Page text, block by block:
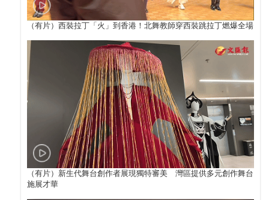
（有片）西裝拉丁「火」到香港！北舞教師穿西裝跳拉丁燃爆全場
（有片）新生代舞台創作者展現獨特審美 灣區提供多元創作舞台
施展才華